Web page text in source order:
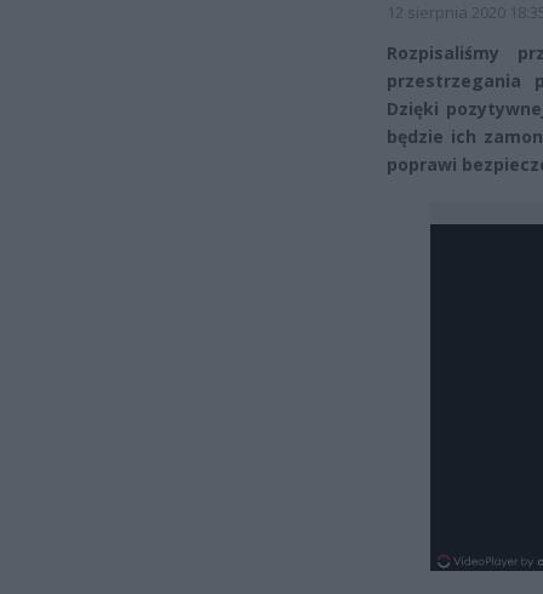
12 sierpnia 2020
Rozpisaliśmy
przestrzegania
Dzięki
będzie ich
poprawi